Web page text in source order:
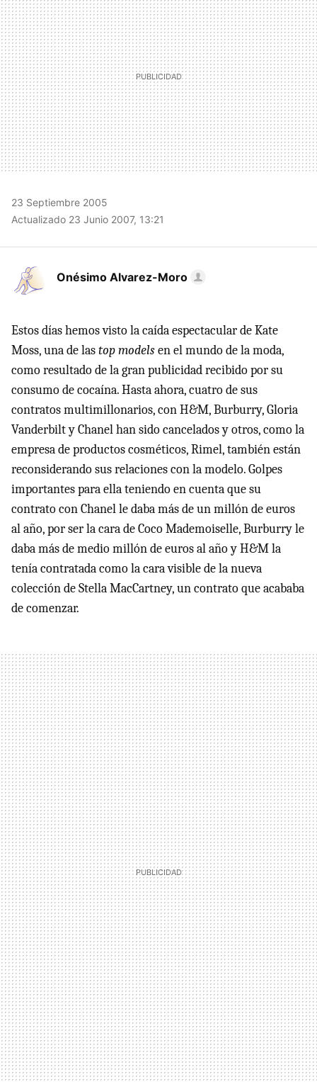
23 Septiembre 2005
Actualizado 23 Junio 2007, 13:21
Onésimo Alvarez-Moro
Estos días hemos visto la caída espectacular de Kate
Moss, una de lastop modelsen el mundo de la moda,
como resultado de la gran publicidad recibido por su
consumo de cocaína. Hasta ahora, cuatro de sus
contratos multimillonarios, con H&M, Burburry, Gloria
Vanderbilt y Chanel han sido cancelados y otros, como la
empresa de productos cosméticos, Rimel, también están
reconsiderando sus relaciones con la modelo. Golpes
importantes para ella teniendo en cuenta que su
contrato con Chanel le daba más de un millón de euros
al año, por ser la cara de Coco Mademoiselle, Burburry le
daba más de medio millón de euros al año y H&M la
tenía contratada como la cara visible de la nueva
colección de Stella MacCartney, un contrato que acababa
de comenzar.